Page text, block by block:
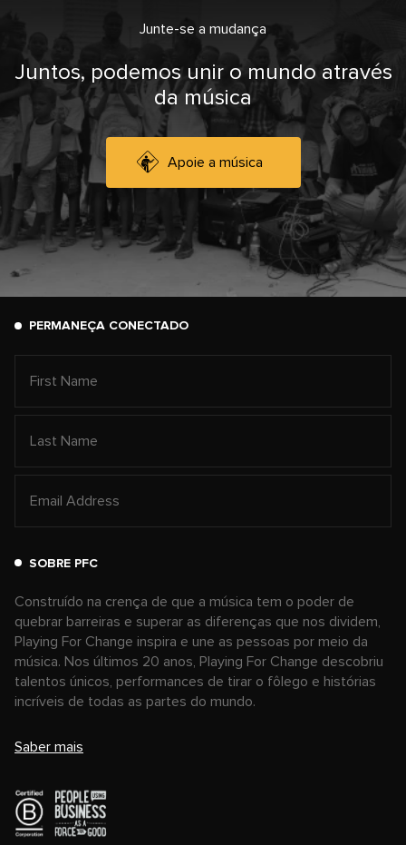
Junte-se a mudança
Juntos, podemos unir o mundo através
da música
Apoie a música
PERMANEÇA CONECTADO
SOBRE PFC
Construído na crença de que a música tem o poder de
quebrar barreiras e superar as diferenças que nos dividem,
Playing For Change inspira e une as pessoas por meio da
música. Nos últimos 20 anos, Playing For Change descobriu
talentos únicos, performances de tirar o fôlego e histórias
incríveis de todas as partes do mundo.
Saber mais